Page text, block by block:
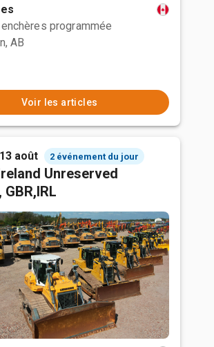
programmée
AB
Voir les articles
août 2 événement du jour
Unreserved